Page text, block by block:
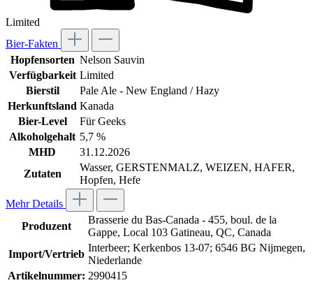
Limited
Bier-Fakten
Hopfensorten Nelson Sauvin
Verfügbarkeit Limited
Bierstil
Pale Ale - New England / Hazy
Herkunftsland Kanada
Bier-Level
Für Geeks
Alkoholgehalt 5,7 %
MHD
31.12.2026
Zutaten
Wasser, GERSTENMALZ, WEIZEN, HAFER,
Hopfen, Hefe
Mehr Details
Produzent
Brasserie du Bas-Canada - 455, boul. de la
Gappe, Local 103 Gatineau, QC, Canada
Import/Vertrieb
Interbeer; Kerkenbos 13-07; 6546 BG Nijmegen,
Niederlande
Artikelnummer: 2990415